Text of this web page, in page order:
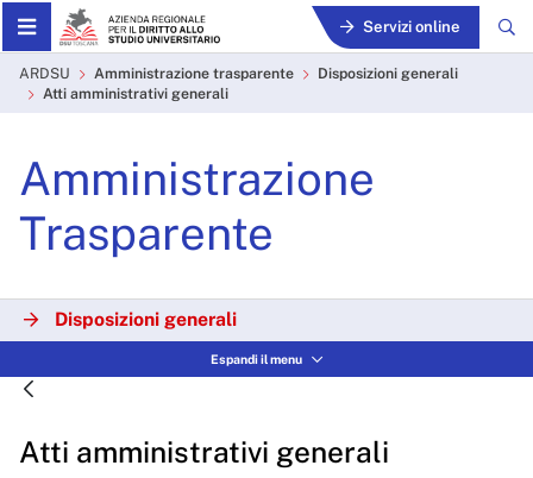
Skip to Main Content Servizi online
Atti amministrativi generali
ARDSU Amministrazione trasparente
Disposizioni generali
Atti amministrativi generali
Amministrazione
Trasparente
Disposizioni generali
Personale
Espandi il menu
Atti amministrativi generali